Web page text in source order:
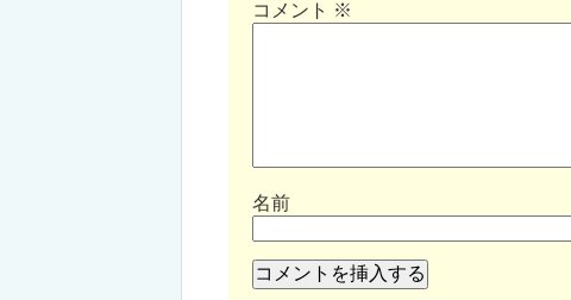
コメント ※
名前